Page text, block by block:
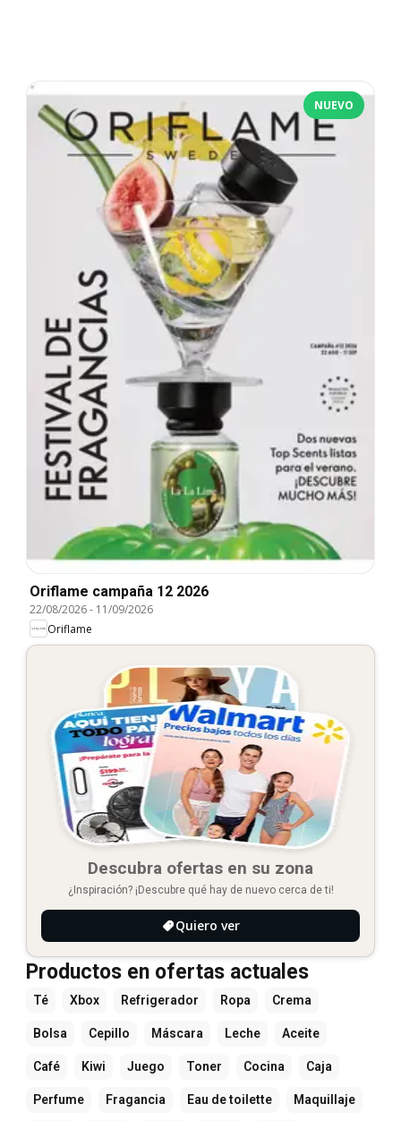
NUEVO
Oriflame campaña 12 2026
22/08/2026- 11/09/2026
Oriflame
Descubra ofertas en su zona
¿Inspiración? ¡Descubre qué hay de nuevo cerca de ti!
Quiero ver
Productos en ofertas actuales
Té Xbox Refrigerador Ropa Crema
Bolsa Cepillo Máscara Leche Aceite
Café Kiwi Juego Toner Cocina Caja
Perfume Fragancia Eau de toilette Maquillaje